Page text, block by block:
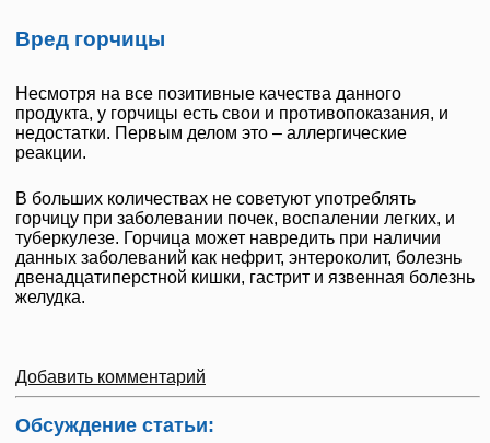
Вред горчицы
Несмотря на все позитивные качества данного
продукта, у горчицы есть свои и противопоказания, и
недостатки. Первым делом это – аллергические
реакции.
В больших количествах не советуют употреблять
горчицу при заболевании почек, воспалении легких, и
туберкулезе. Горчица может навредить при наличии
данных заболеваний как нефрит, энтероколит, болезнь
двенадцатиперстной кишки, гастрит и язвенная болезнь
желудка.
Добавить комментарий
Обсуждение статьи: